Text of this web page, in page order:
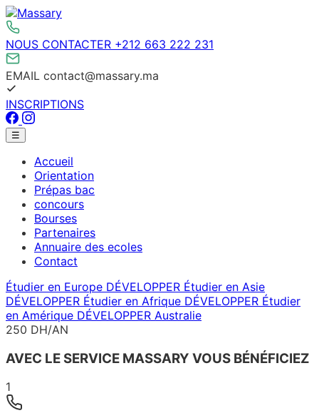
Aller
au
contenu
NOUS CONTACTER +212 663 222 231
EMAIL contact@massary.ma
INSCRIPTIONS
Facebook
Instagram
Menu
principal
☰
Accueil
Orientation
Prépas bac
concours
Bourses
Partenaires
Annuaire des ecoles
Contact
Étudier en Europe DÉVELOPPER Étudier en Asie
DÉVELOPPER Étudier en Afrique DÉVELOPPER Étudier
en Amérique DÉVELOPPER Australie
250 DH/AN
AVEC LE SERVICE MASSARY VOUS BÉNÉFICIEZ
1